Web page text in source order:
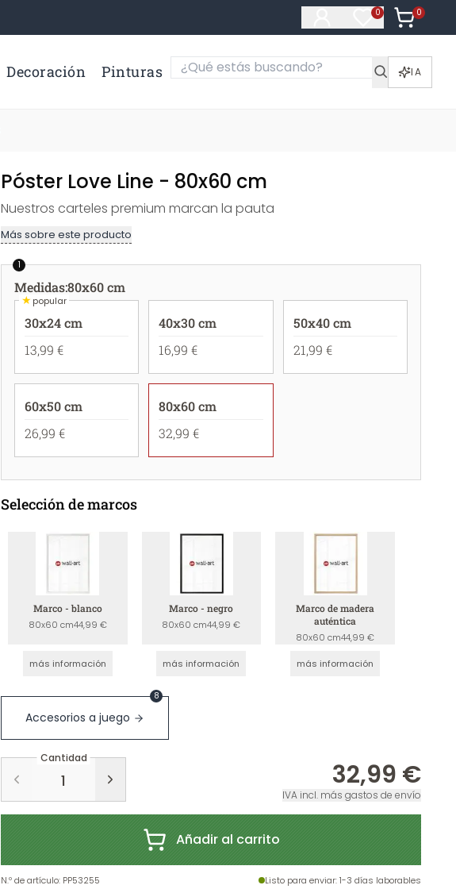
0
Artículos en
0
Artículos
Decoración Pinturas IA
Póster Love Line - 80x60 cm
Nuestros carteles premium marcan la pauta
Más sobre este producto
1
Medidas:80x60 cm
★popular
30x24 cm
13,99 €
40x30 cm
16,99 €
50x40 cm
21,99 €
60x50 cm
26,99 €
80x60 cm
32,99 €
Selección de marcos
Marco - blanco
80x60 cm44,99 €
más información
Marco - negro
80x60 cm44,99 €
más información
Marco de madera
auténtica
80x60 cm44,99 €
más información
Accesorios a juego
8
Cantidad
32,99 €
IVA incl. más gastos de envío
Añadir al carrito
N.º de artículo: PP53255 Listo para enviar: 1-3 días laborables